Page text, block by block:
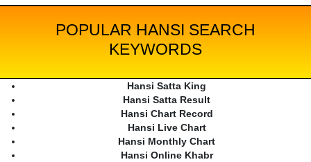
POPULAR HANSI SEARCH
KEYWORDS
Hansi Satta King
Hansi Satta Result
Hansi Chart Record
Hansi Live Chart
Hansi Monthly Chart
Hansi Online Khabr